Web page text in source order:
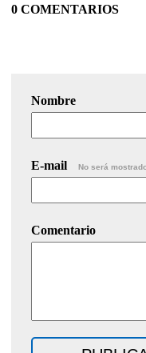
0 COMENTARIOS
Nombre
E-mail No será
Comentario